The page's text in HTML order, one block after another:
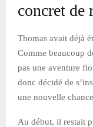
concret de
Thomas avait déjà
Comme beaucoup
pas une aventure
donc décidé de
une nouvelle
Au début, il restait